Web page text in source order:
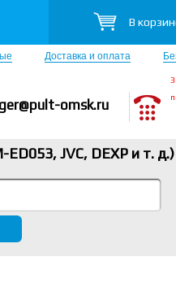
В
Доставка и оплата
omsk.ru
JVC, DEXP и т. д.)